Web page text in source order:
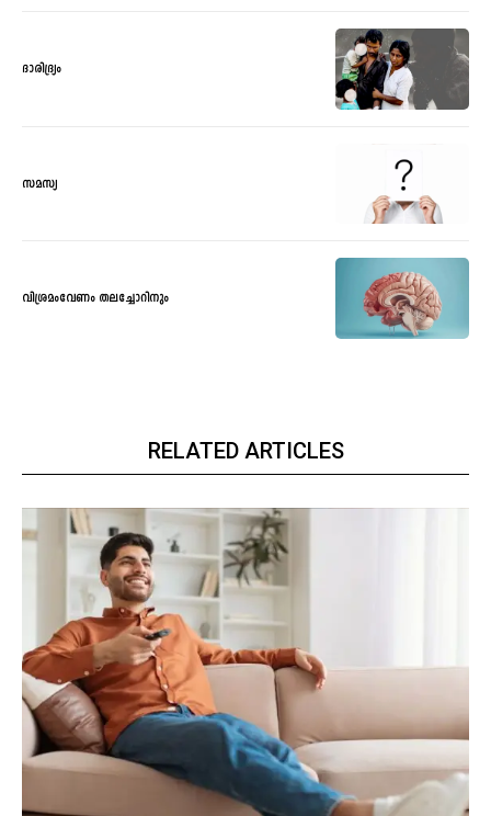
ദാരിദ്ര്യം
സമസ്യ
വിശ്രമംവേണം തലച്ചോറിനും
RELATED ARTICLES